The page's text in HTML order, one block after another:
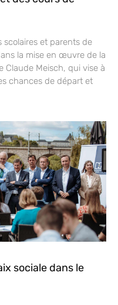
scolaires et parents de
la mise en œuvre de la
Claude Meisch, qui vise à
chances de départ et
sociale dans le